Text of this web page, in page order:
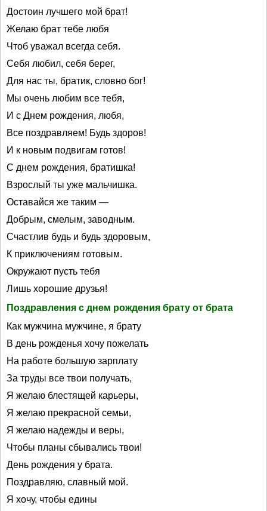
Достоин лучшего мой брат!
Желаю брат тебе любя
Чтоб уважал всегда себя.
Себя любил, себя берег,
Для нас ты, братик, словно бог!
Мы очень любим все тебя,
И с Днем рождения, любя,
Все поздравляем! Будь здоров!
И к новым подвигам готов!
С днем рождения, братишка!
Взрослый ты уже мальчишка.
Оставайся же таким —
Добрым, смелым, заводным.
Счастлив будь и будь здоровым,
К приключениям готовым.
Окружают пусть тебя
Лишь хорошие друзья!
Поздравления с днем рождения брату от брата
Как мужчина мужчине, я брату
В день рожденья хочу пожелать
На работе большую зарплату
За труды все твои получать,
Я желаю блестящей карьеры,
Я желаю прекрасной семьи,
Я желаю надежды и веры,
Чтобы планы сбывались твои!
День рождения у брата.
Поздравляю, славный мой.
Я хочу, чтобы едины